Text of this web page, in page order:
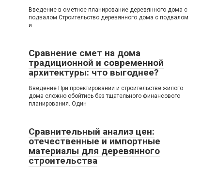
Введение в сметное планирование деревянного дома с
подвалом Строительство деревянного дома с подвалом
и
Сравнение смет на дома
традиционной и современной
архитектуры: что выгоднее?
Введение При проектировании и строительстве жилого
дома сложно обойтись без тщательного финансового
планирования. Один
Сравнительный анализ цен:
отечественные и импортные
материалы для деревянного
строительства